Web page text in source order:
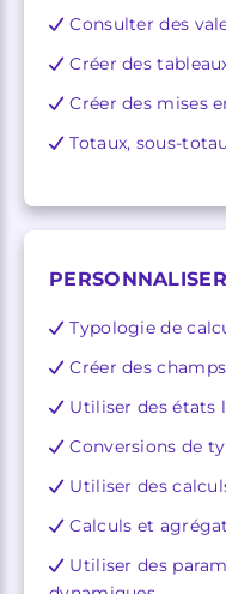
Consulter des
Créer des
Créer des mises
Totaux, sous-
Typologie de
Créer des
Utiliser des états
Conversions de
Utiliser des
Calculs et
Utiliser des